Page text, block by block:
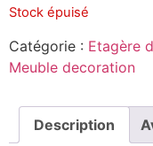
Stock épuisé
Catégorie : Etagère
Meuble decoration
Description